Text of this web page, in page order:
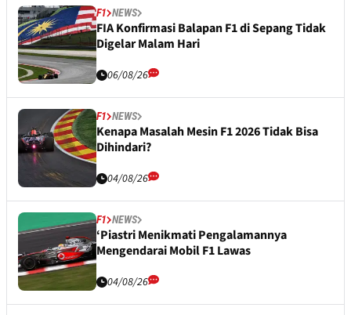
F1 NEWS
FIA Konfirmasi Balapan F1 di Sepang Tidak
Digelar Malam Hari
06/08/26
F1 NEWS
Kenapa Masalah Mesin F1 2026 Tidak Bisa
Dihindari?
04/08/26
F1 NEWS
‘Piastri Menikmati Pengalamannya
Mengendarai Mobil F1 Lawas
04/08/26